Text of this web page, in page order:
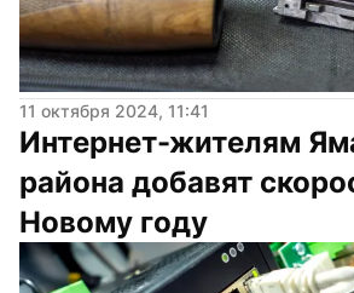
11 октября 2024, 11:41
Интернет-жителям
района добавят
Новому году